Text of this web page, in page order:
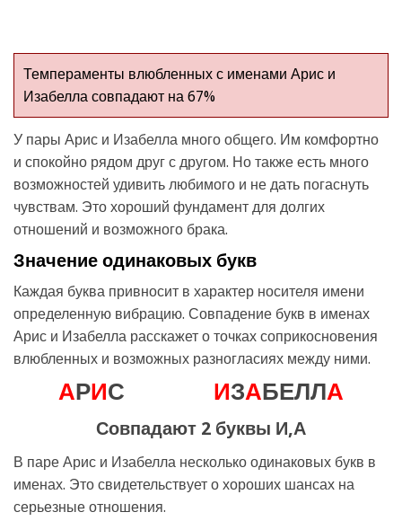
Темпераменты влюбленных с именами Арис и
Изабелла совпадают на 67%
У пары Арис и Изабелла много общего. Им комфортно
и спокойно рядом друг с другом. Но также есть много
возможностей удивить любимого и не дать погаснуть
чувствам. Это хороший фундамент для долгих
отношений и возможного брака.
Значение одинаковых букв
Каждая буква привносит в характер носителя имени
определенную вибрацию. Совпадение букв в именах
Арис и Изабелла расскажет о точках соприкосновения
влюбленных и возможных разногласиях между ними.
АРИС ИЗАБЕЛЛА
Совпадают 2 буквы И,А
В паре Арис и Изабелла несколько одинаковых букв в
именах. Это свидетельствует о хороших шансах на
серьезные отношения.